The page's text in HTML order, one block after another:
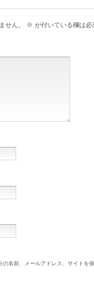
せん。 ※ が付いている欄は必
名前、メールアドレス、サイトを